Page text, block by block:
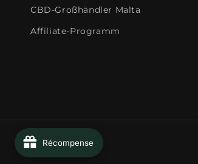
CBD-Großhändler Malta
Affiliate-Programm
Récompense